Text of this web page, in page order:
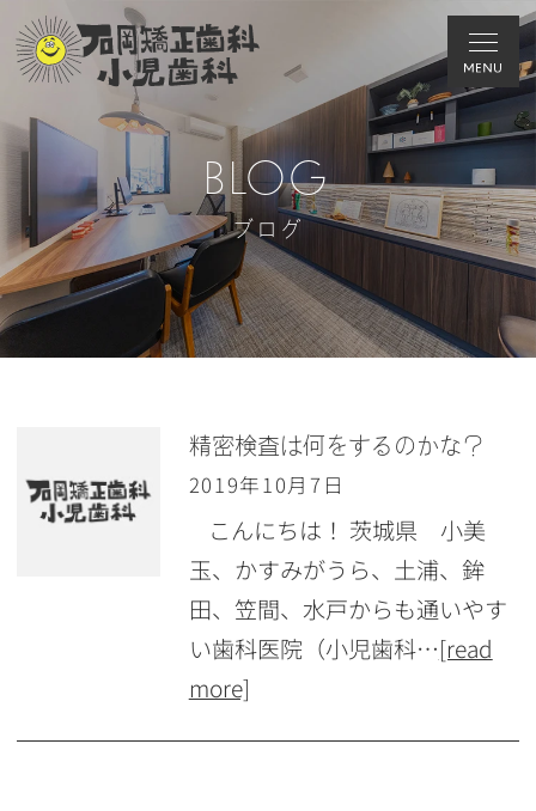
BLOG
ブログ
精密検査は何をするのかな？
2019年10月7日
こんにちは！ 茨城県 小美
玉、かすみがうら、土浦、鉾
田、笠間、水戸からも通いやす
い歯科医院（小児歯科…[read
more]